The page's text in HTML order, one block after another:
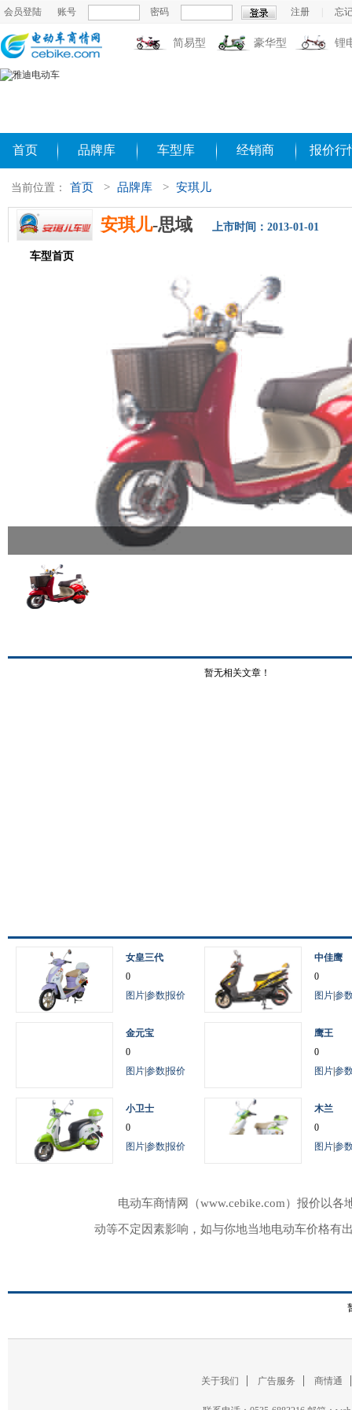
会员登陆 账号 密码 注册 忘
简易型 豪华型 锂
首页 品牌库 车型库 经销商 报价行
当前位置： 首页 > 品牌库 > 安琪儿
安琪儿-思域 上市时间：2013-01-01
车型首页
暂无相关文章！
女皇三代
0
图片参数报价
中佳鹰
0
图片参
金元宝
0
图片参数报价
鹰王
0
图片参
小卫士
0
图片参数报价
木兰
0
图片参
电动车商情网（www.cebike.com）报价以
动等不定因素影响，如与你地当地电动车价格有
关于我们 广告服务 商情通